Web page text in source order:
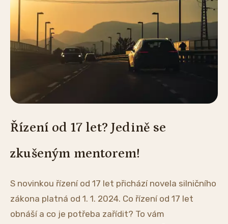
Řízení od 17 let? Jedině se
zkušeným mentorem!
S novinkou řízení od 17 let přichází novela silničního
zákona platná od 1. 1. 2024. Co řízení od 17 let
obnáší a co je potřeba zařídit? To vám